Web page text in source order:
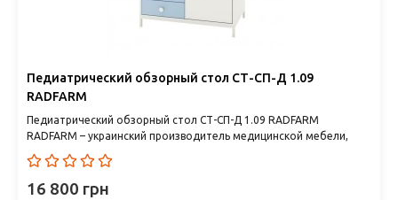
Педиатрический обзорный стол СТ-СП-Д 1.09
RADFARM
Педиатрический обзорный стол СТ-СП-Д 1.09 RADFARM
RADFARM – украинский производитель медицинской мебели,
сочетающий качес..
16 800 грн